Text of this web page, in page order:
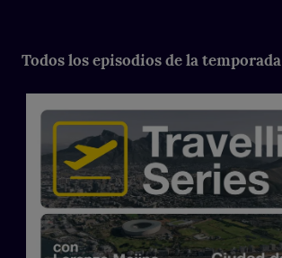
Todos los episodios de la temporada